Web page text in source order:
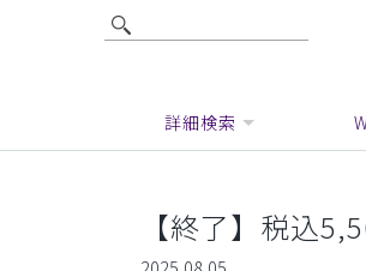
詳細検索
【終了】税込